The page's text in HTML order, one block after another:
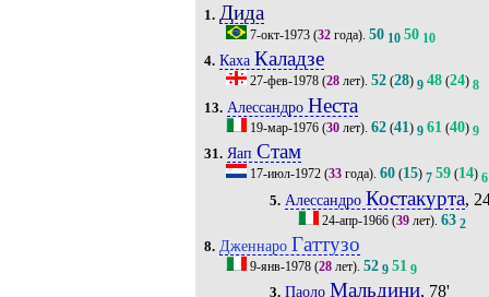
1. Дида
7-окт-1973(32года). 50 10 50 10
4. Каха Каладзе
27-фев-1978(28лет). 52(28) 9 48(24) 8
13. Алессандро Неста
19-мар-1976(30лет). 62(41) 9 61 (40) 9
31. Яап Стам
17-июл-1972(33года). 60(15) 7 59(14) 6
5. Алессандро Костакурта,
24-апр-1966 (39 лет).63 2
8. Дженнаро Гаттузо
9-янв-1978(28лет). 52 9 51 9
3. Паоло Мальдини, 78'